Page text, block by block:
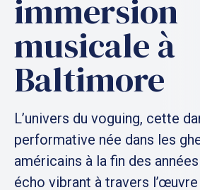
immersion
musicale à
Baltimore
L’univers du voguing, cette
performative née dans les
américains à la fin des
écho vibrant à travers